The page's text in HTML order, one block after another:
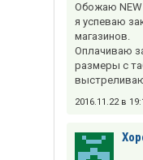
Обожаю NEW
я успеваю
магазинов.
Оплачиваю
размеры с
2016.11.22 в